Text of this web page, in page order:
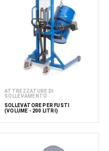
ATTREZZATURE DI
SOLLEVAMENTO
SOLLEVATORE PER FUSTI
(VOLUME - 200 LITRI)